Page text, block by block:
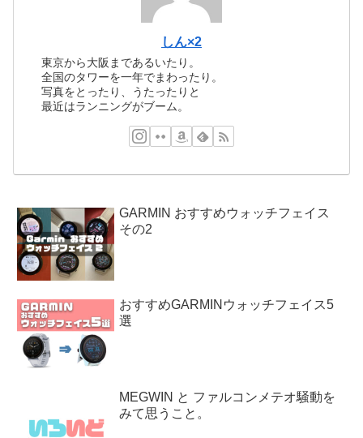
しん×2
東京から大阪まであるいたり。
全国のタワーを一年でまわったり。
写真をとったり、うたったりと
最近はランニングがブーム。
GARMIN おすすめウォッチフェイス
その2
おすすめGARMINウォッチフェイス5
選
MEGWIN と ファルコンメテオ騒動を
みて思うこと。